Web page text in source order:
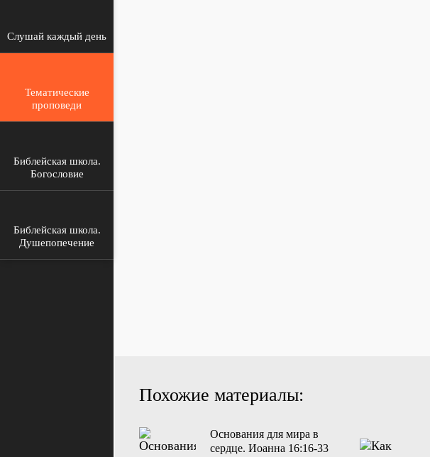
Слушай каждый день
Тематические
проповеди
Библейская школа.
Богословие
Библейская школа.
Душепопечение
Похожие материалы:
Основания для мира в
сердце. Иоанна 16:16-33